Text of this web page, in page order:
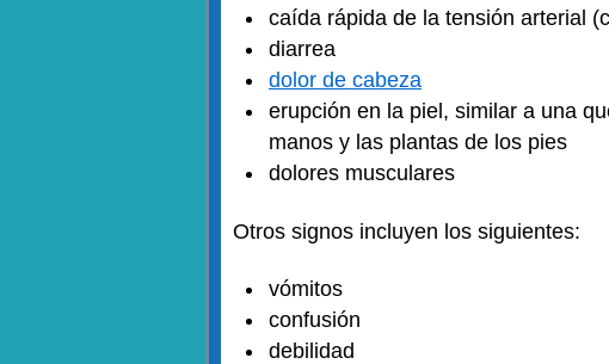
caída rápida de la tensión arterial
diarrea
dolor de cabeza
erupción en la piel, similar a una
manos y las plantas de los pies
dolores musculares
Otros signos incluyen los siguientes:
vómitos
confusión
debilidad